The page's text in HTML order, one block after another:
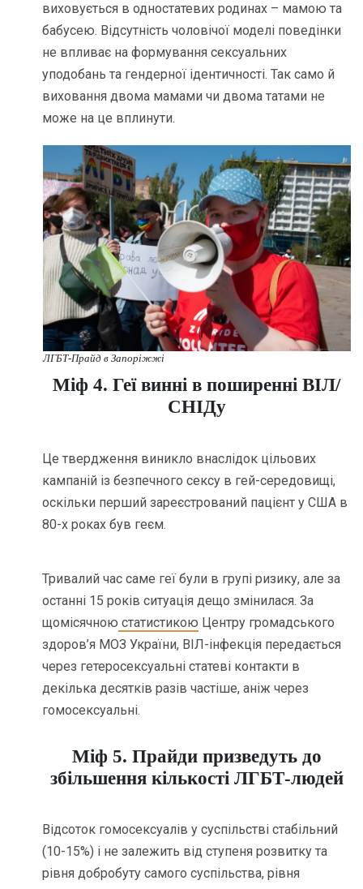
виховується в одностатевих родинах – мамою та
бабусею. Відсутність чоловічої моделі поведінки
не впливає на формування сексуальних
уподобань та гендерної ідентичності. Так само й
виховання двома мамами чи двома татами не
може на це вплинути.
ЛГБТ-Прайд в Запоріжжі
Міф 4. Геї винні в поширенні ВІЛ/
СНІДу
Це твердження виникло внаслідок цільових
кампаній із безпечного сексу в гей-середовищі,
оскільки перший зареєстрований пацієнт у США в
80-х роках був геєм.
Тривалий час саме геї були в групі ризику, але за
останні 15 років ситуація дещо змінилася. За
щомісячною статистикою Центру громадського
здоров’я МОЗ України, ВІЛ-інфекція передається
через гетеросексуальні статеві контакти в
декілька десятків разів частіше, аніж через
гомосексуальні.
Міф 5. Прайди призведуть до
збільшення кількості ЛГБТ-людей
Відсоток гомосексуалів у суспільстві стабільний
(10-15%) і не залежить від ступеня розвитку та
рівня добробуту самого суспільства, рівня